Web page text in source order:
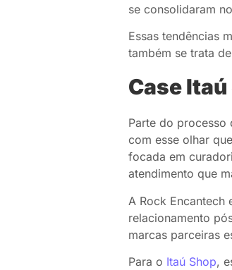
se consolidaram
Essas tendências
também se trata
Case
Parte do processo
com esse olhar
focada em
atendimento que
A Rock
relacionamento
marcas parceiras
Para o Itaú Shop,